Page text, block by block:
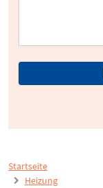
Startseite
Heizung